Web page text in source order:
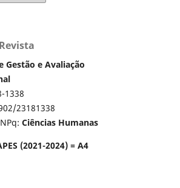
Gestão e Avaliação
1338
23181338
Ciências Humanas
(2021-2024) = A4